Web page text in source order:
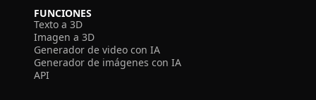
FUNCIONES
Texto a 3D
Imagen a 3D
Generador de video con IA
Generador de imágenes con IA
API